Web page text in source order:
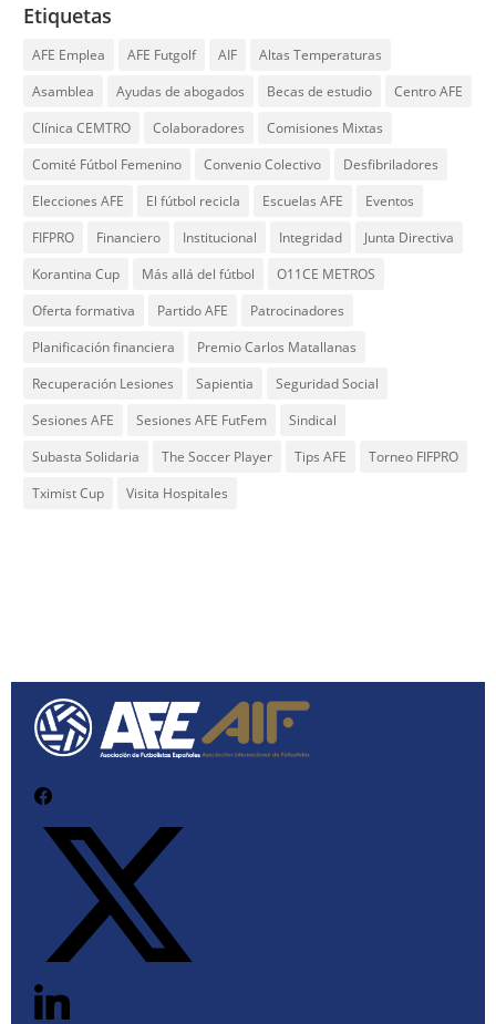
Etiquetas
AFE Emplea AFE Futgolf AIF
Altas Temperaturas
Asamblea
Ayudas de abogados Becas de estudio
Centro AFE
Clínica CEMTRO
Colaboradores
Comisiones Mixtas
Comité Fútbol Femenino
Convenio Colectivo
Desfibriladores
Elecciones AFE
El fútbol recicla Escuelas AFE
Eventos
FIFPRO
Financiero Institucional Integridad
Junta Directiva
Korantina Cup
Más allá del fútbol
O11CE METROS
Oferta formativa
Partido AFE
Patrocinadores
Planificación financiera
Premio Carlos Matallanas
Recuperación Lesiones
Sapientia
Seguridad Social
Sesiones AFE
Sesiones AFE FutFem
Sindical
Subasta Solidaria
The Soccer Player Tips AFE
Torneo FIFPRO
Tximist Cup
Visita Hospitales